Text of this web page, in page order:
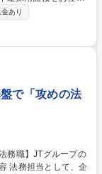
りまとめなどの運営
ループ各
修日程のご案内や会
て終わり」ではな
組みを育てていく
極めだけでなく、
、入社意欲を高めて
あり
で「攻めの法